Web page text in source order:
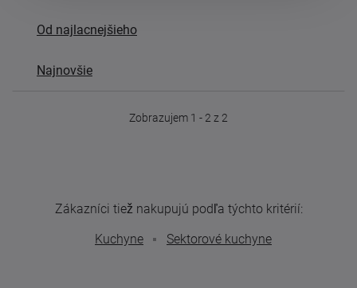
Od najlacnejšieho
Najnovšie
Zobrazujem 1 - 2 z 2
Zákazníci tiež nakupujú podľa týchto kritérií:
Kuchyne
Sektorové kuchyne